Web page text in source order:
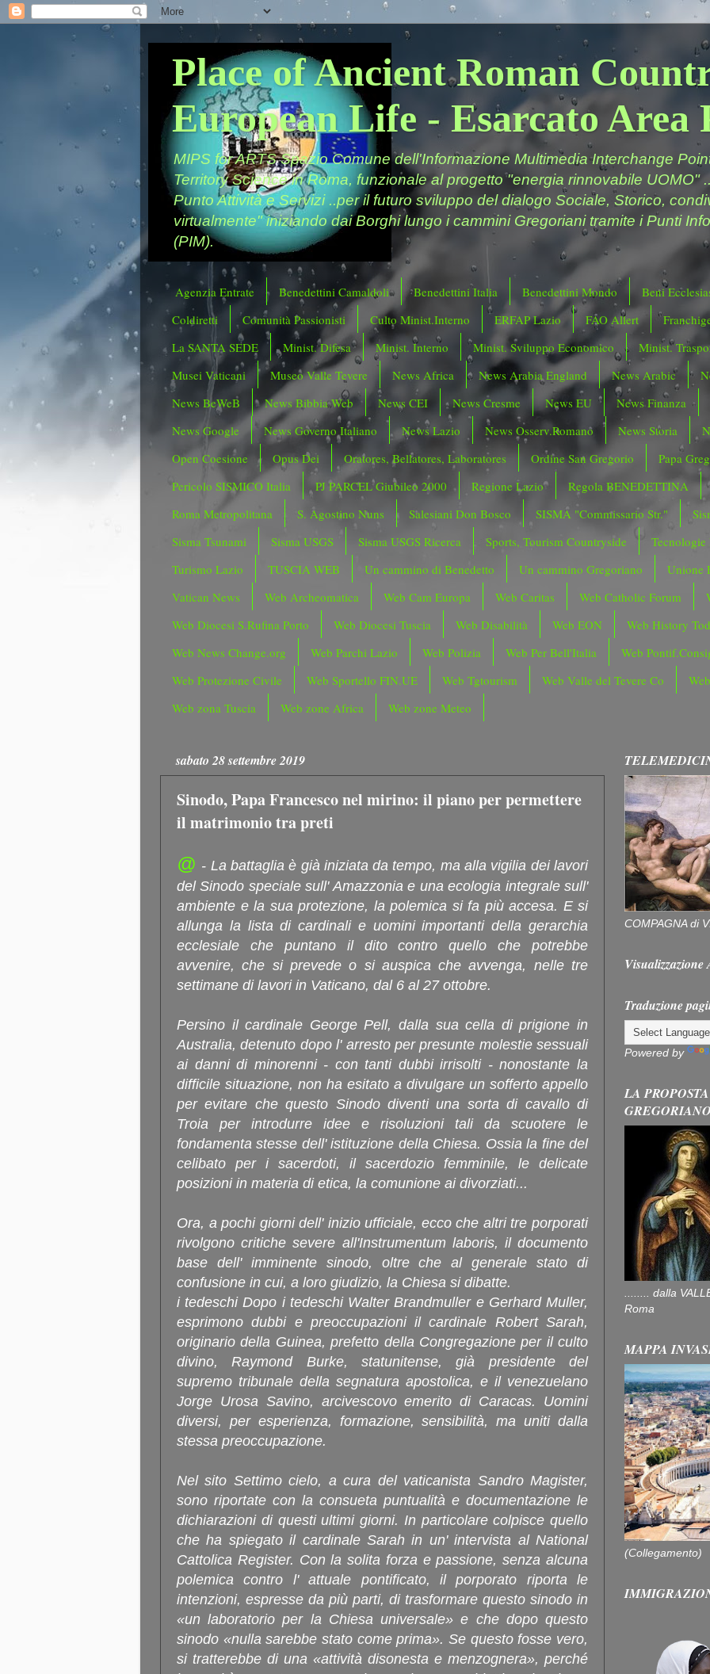
Place of Ancient Roman
European Life - Esarcato Area
MIPS for ARTS Spazio Comune dell'Informazione Multimedia Interchange
Territory Science in Roma, funzionale al progetto "energia rinnovabile UOMO"
Punto Attività e Servizi ..per il futuro sviluppo del dialogo Sociale, Storico,
virtualmente" iniziando dai Borghi lungo i cammini Gregoriani tramite i Punti
(PIM).
Agenzia Entrate Benedettini Camaldoli Benedettini Italia Benedettini Mondo
Beni
Coldiretti
Comunità Passionisti Culto Minist.Interno ERFAP Lazio FAO Allert
La SANTA SEDE
Minist. Difesa Minist. Interno Minist. Sviluppo Economico
Minist.
Musei Vaticani
Museo Valle Tevere News Africa News Arabia England News Arabic
News BeWeB
News Bibbia Web News CEI News Cresme News EU
News Finanza
News Google
News Governo Italiano News Lazio News Osserv.Romano News Storia
Open Coesione
Opus Dei Oratores, Bellatores, Laboratores Ordine San Gregorio
Papa
Pericolo SISMICO Italia
PJ PARCEL Giubileo 2000 Regione Lazio
Regola BENEDETTINA
Roma Metropolitana
S. Agostino Nuns Salesiani Don Bosco SISMA "Commissario Str."
Sisma Tsunami
Sisma USGS Sisma USGS Ricerca Sports, Tourism Countryside
Tecnologie
Turismo Lazio
TUSCIA WEB Un cammino di Benedetto Un cammino Gregoriano
Unione
Vatican News
Web Archeomatica Web Cam Europa Web Caritas Web Catholic Forum
Web Diocesi S.Rufina Porto
Web Diocesi Tuscia Web Disabilità Web EON
Web History
Web News Change.org
Web Parchi Lazio Web Polizia Web Per Bell'Italia
Web
Web Protezione Civile
Web Sportello FIN.UE Web Tgtourism Web Valle del Tevere Co
Web zona Tuscia
Web zone Africa Web zone Meteo
sabato 28 settembre 2019
Sinodo, Papa Francesco nel mirino: il piano per permettere
il matrimonio tra preti
@ - La battaglia è già iniziata da tempo, ma alla vigilia dei lavori
del Sinodo speciale sull' Amazzonia e una ecologia integrale sull'
ambiente e la sua protezione, la polemica si fa più accesa. E si
allunga la lista di cardinali e uomini importanti della gerarchia
ecclesiale che puntano il dito contro quello che potrebbe
avvenire, che si prevede o si auspica che avvenga, nelle tre
settimane di lavori in Vaticano, dal 6 al 27 ottobre.
Persino il cardinale George Pell, dalla sua cella di prigione in
Australia, detenuto dopo l' arresto per presunte molestie sessuali
ai danni di minorenni - con tanti dubbi irrisolti - nonostante la
difficile situazione, non ha esitato a divulgare un sofferto appello
per evitare che questo Sinodo diventi una sorta di cavallo di
Troia per introdurre idee e risoluzioni tali da scuotere le
fondamenta stesse dell' istituzione della Chiesa. Ossia la fine del
celibato per i sacerdoti, il sacerdozio femminile, le delicate
posizioni in materia di etica, la comunione ai divorziati...
Ora, a pochi giorni dell' inizio ufficiale, ecco che altri tre porporati
rivolgono critiche severe all'Instrumentum laboris, il documento
base dell' imminente sinodo, oltre che al generale stato di
confusione in cui, a loro giudizio, la Chiesa si dibatte.
i tedeschi Dopo i tedeschi Walter Brandmuller e Gerhard Muller,
esprimono dubbi e preoccupazioni il cardinale Robert Sarah,
originario della Guinea, prefetto della Congregazione per il culto
divino, Raymond Burke, statunitense, già presidente del
supremo tribunale della segnatura apostolica, e il venezuelano
Jorge Urosa Savino, arcivescovo emerito di Caracas. Uomini
diversi, per esperienza, formazione, sensibilità, ma uniti dalla
stessa preoccupazione.
Nel sito Settimo cielo, a cura del vaticanista Sandro Magister,
sono riportate con la consueta puntualità e documentazione le
dichiarazioni di questi ultimi giorni. In particolare colpisce quello
che ha spiegato il cardinale Sarah in un' intervista al National
Cattolica Register. Con la solita forza e passione, senza alcuna
polemica contro l' attuale pontificato, il porporato riporta le
intenzioni, espresse da più parti, di trasformare questo sinodo in
«un laboratorio per la Chiesa universale» e che dopo questo
sinodo «nulla sarebbe stato come prima». Se questo fosse vero,
si tratterebbe di una «attività disonesta e menzognera», perché
COMPAGNA di
Traduzione
Powered by
LA
........ dalla
Roma
MAPPA
(Collegamento)